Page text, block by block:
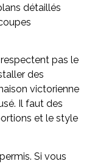
détaillés
pas le
des
victorienne
Il faut des
et le style
Si vous